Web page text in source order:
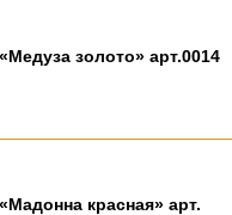
золото» арт.0014
красная» арт.